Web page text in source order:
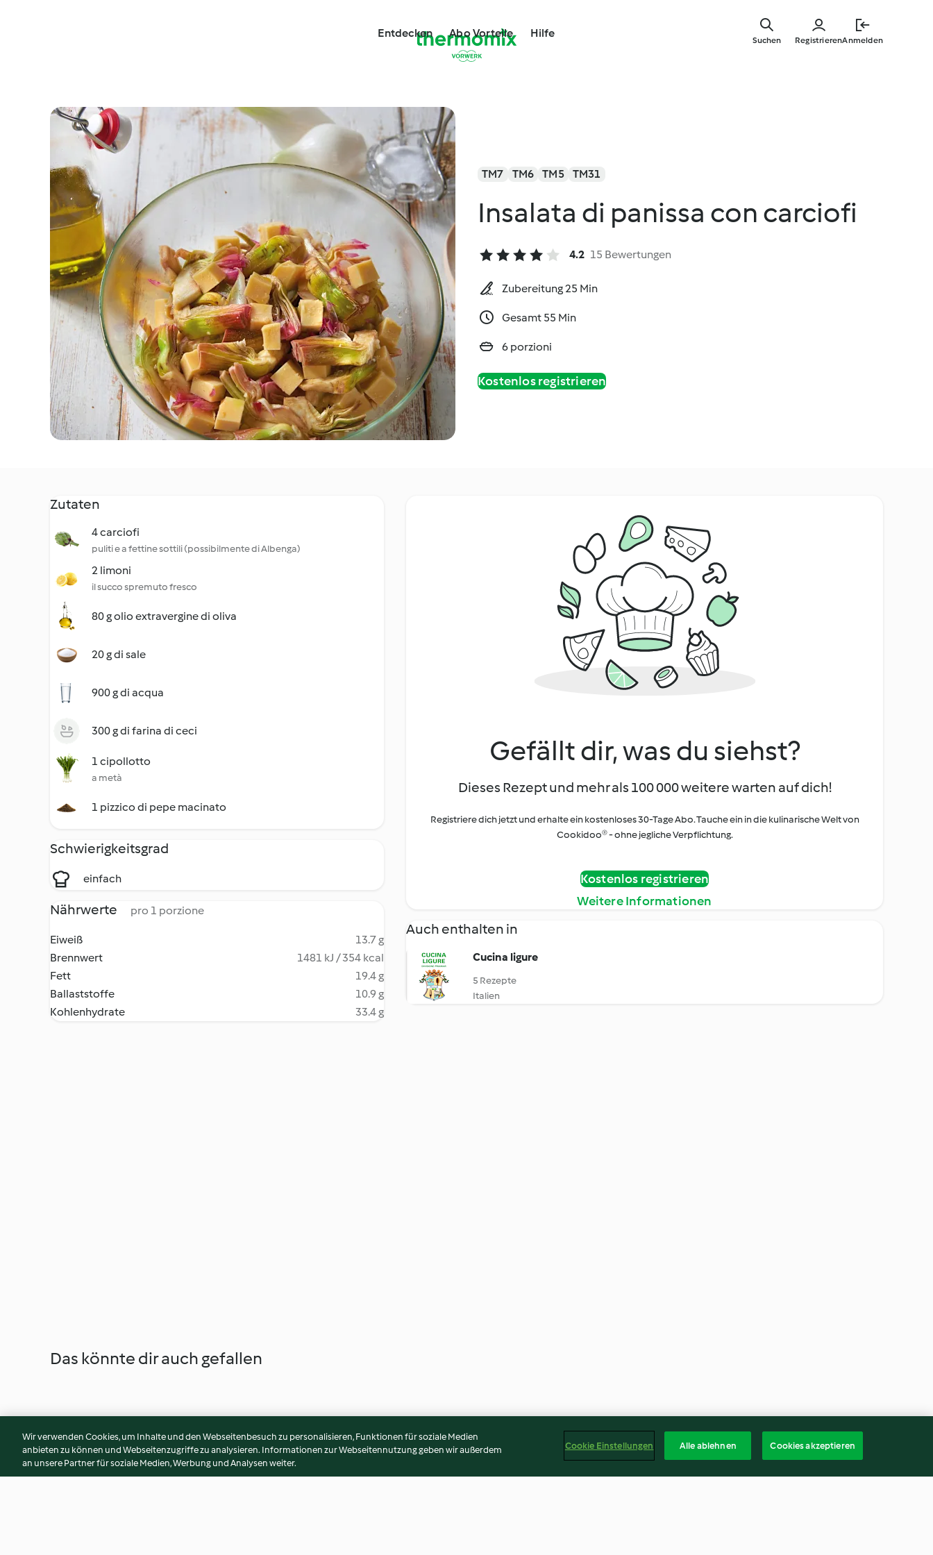
Entdecken Abo Vorteile Hilfe
RegistrierenAnmelden
Suchen
TM7 TM6 TM5 TM31
Insalata di panissa con carciofi
4.2 15 Bewertungen
Zubereitung 25 Min
Gesamt 55 Min
6 porzioni
Kostenlos registrieren
Zutaten
4 carciofi
puliti e a fettine sottili (possibilmente di Albenga)
2 limoni
il succo spremuto fresco
80 g olio extravergine di oliva
20 g di sale
900 g di acqua
300 g di farina di ceci
1 cipollotto
a metà
1 pizzico di pepe macinato
Schwierigkeitsgrad
einfach
Nährwerte pro 1 porzione
Eiweiß
13.7 g
Brennwert
1481 kJ / 354 kcal
Fett
19.4 g
Ballaststoffe
10.9 g
Kohlenhydrate
33.4 g
Gefällt dir, was du siehst?
Dieses Rezept und mehr als 100 000 weitere warten auf dich!
Registriere dich jetzt und erhalte ein kostenloses 30-Tage Abo. Tauche ein in die kulinarische Welt von
Cookidoo® - ohne jegliche Verpflichtung.
Kostenlos registrieren
Weitere Informationen
Auch enthalten in
Cucina ligure
5 Rezepte
Italien
Das könnte dir auch gefallen
Wir verwenden Cookies, um Inhalte und den Webseitenbesuch zu personalisieren, Funktionen für soziale Medien
anbieten zu können und Webseitenzugriffe zu analysieren. Informationen zur Webseitennutzung geben wir außerdem
an unsere Partner für soziale Medien, Werbung und Analysen weiter.
Cookie Einstellungen Alle ablehnen Cookies akzeptieren